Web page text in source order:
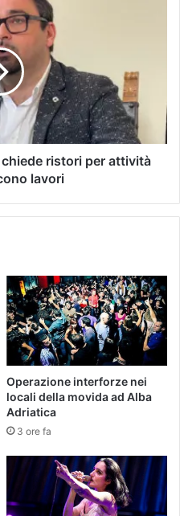
ristori per attività
lavori
Operazione interforze nei
locali della movida ad Alba
Adriatica
3 ore fa